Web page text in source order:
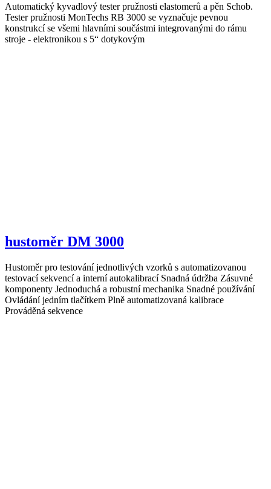
Automatický kyvadlový tester pružnosti elastomerů a pěn Schob.
Tester pružnosti MonTechs RB 3000 se vyznačuje pevnou
konstrukcí se všemi hlavními součástmi integrovanými do rámu
stroje - elektronikou s 5“ dotykovým
hustoměr DM 3000
Hustoměr pro testování jednotlivých vzorků s automatizovanou
testovací sekvencí a interní autokalibrací Snadná údržba Zásuvné
komponenty Jednoduchá a robustní mechanika Snadné používání
Ovládání jedním tlačítkem Plně automatizovaná kalibrace
Prováděná sekvence